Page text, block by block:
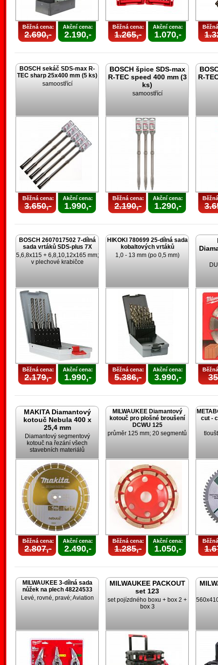
Běžná cena:
2.690,-
Akční cena:
2.190,-
Běžná cena:
1.265,-
Akční cena:
1.070,-
BOSCH sekáč SDS-max R-
TEC sharp 25x400 mm (5 ks)
samoostřící
Běžná cena:
3.650,-
Akční cena:
1.990,-
BOSCH špice SDS-max
R-TEC speed 400 mm (3
ks)
samoostřící
Běžná cena:
2.190,-
Akční cena:
1.290,-
R-
BOSCH 2607017502 7-dílná
sada vrtáků SDS-plus 7X
5,6,8x115 + 6,8,10,12x165 mm;
v plechové krabičce
Běžná cena:
2.179,-
Akční cena:
1.990,-
HIKOKI 780699 25-dílná sada
kobaltových vrtáků
1,0 - 13 mm (po 0,5 mm)
Běžná cena:
5.386,-
Akční cena:
3.990,-
MAKITA Diamantový
kotouč Nebula 400 x
25,4 mm
Diamantový segmentový
kotouč na řezání všech
stavebních materiálů
Běžná cena:
2.807,-
Akční cena:
2.490,-
MILWAUKEE Diamantový
kotouč pro plošné broušení
DCWU 125
průměr 125 mm; 20 segmentů
Běžná cena:
1.285,-
Akční cena:
1.050,-
cut -
MILWAUKEE 3-dílná sada
nůžek na plech 48224533
Levé, rovné, pravé; Aviation
MILWAUKEE PACKOUT
set 123
set pojízdného boxu + box 2 +
box 3